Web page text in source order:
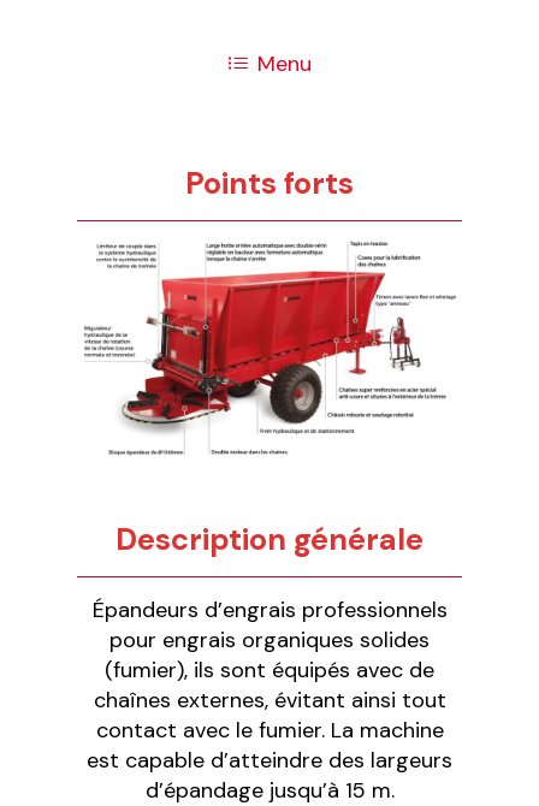
Menu
Points forts
Description générale
Épandeurs d’engrais professionnels
pour engrais organiques solides
(fumier), ils sont équipés avec de
chaînes externes, évitant ainsi tout
contact avec le fumier. La machine
est capable d’atteindre des largeurs
d’épandage jusqu’à 15 m.